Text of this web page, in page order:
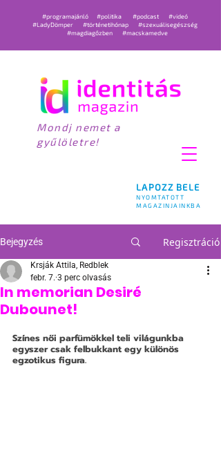
LAPOZZ BELE
NYOMTATOTT
MAGAZINJAINKBA
#programajánló #politika #podcast
#videó
#LadyDömper
#történetihónap
#szexuálisegészség
#magdiagőzben
#macskamedve
Mondj nemet a
gyűlöletre!
Bejegyzés Regisztráció
In memorian Desiré
Dubounet!
Krsják Attila, Redblek
febr. 7. 3 perc olvasás
Színes női parfümökkel teli világunkba
egyszer csak felbukkant egy különös
egzotikus figura.